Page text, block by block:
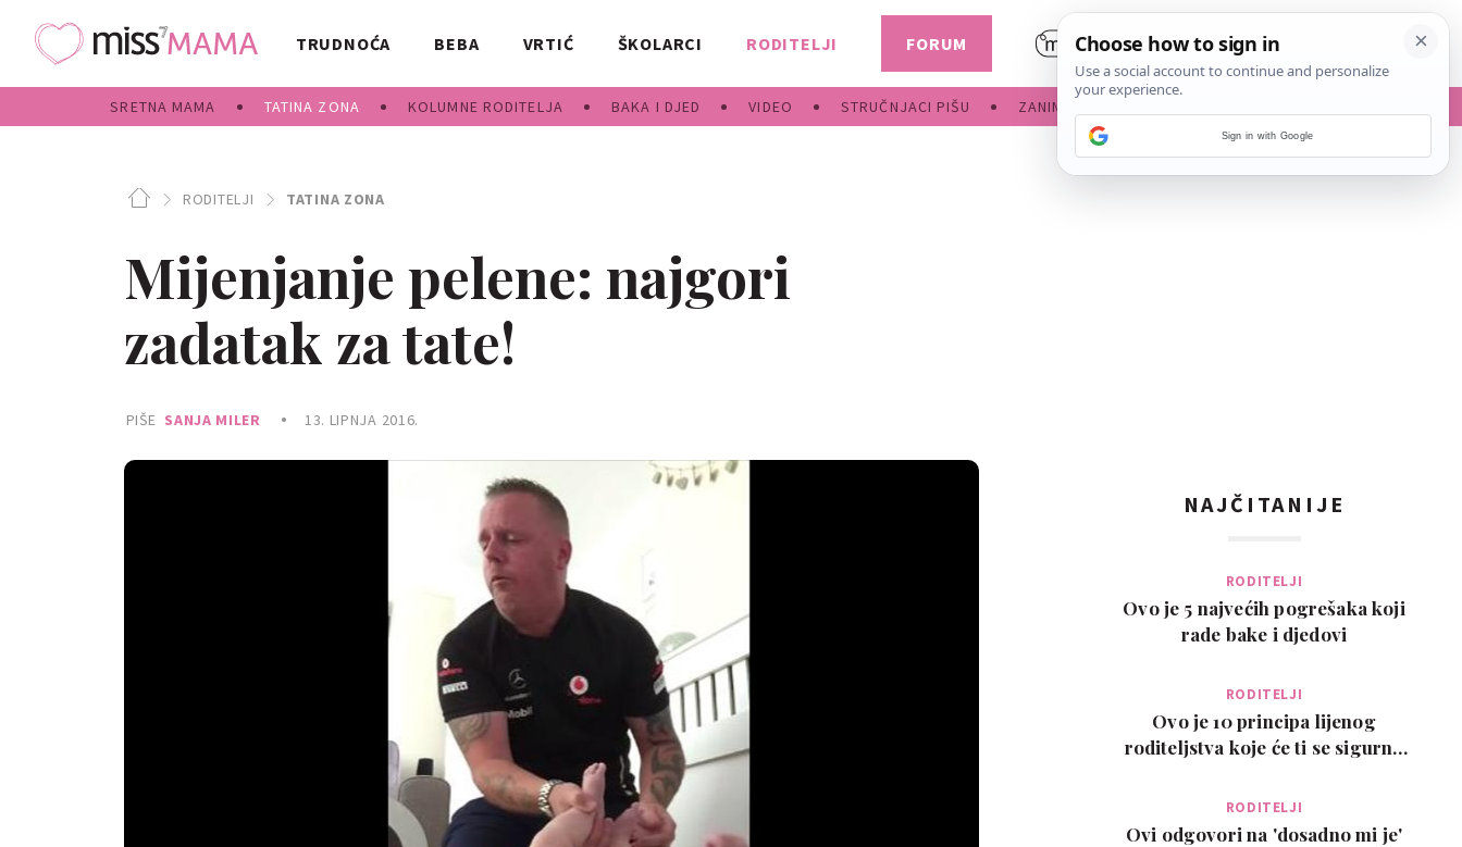
TRUDNOĆA BEBA VRTIĆ ŠKOLARCI RODITELJI
SRETNA MAMA TATINA ZONA KOLUMNE RODITELJA BAKA I DJED VIDEO STRUČNJACI PIŠU ZANIMLJIVOSTI
FORUM
RODITELJI TATINA ZONA
Mijenjanje pelene: najgori
zadatak za tate!
PIŠE SANJA MILER 13. LIPNJA 2016.
NAJČITANIJE
RODITELJI
Ovo je 5 najvećih pogrešaka koji
rade bake i djedovi
RODITELJI
Ovo je 10 principa lijenog
roditeljstva koje će ti se sigurno
RODITELJI
Ovi odgovori na 'dosadno mi je'
Sign in with Google